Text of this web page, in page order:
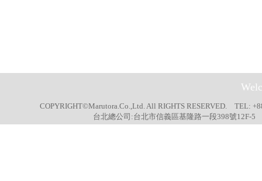
COPYRIGHT©Marutora.Co.,Ltd. All RIGHTS RESERVED. TEL:
台北總公司:台北市信義區基隆路一段398號